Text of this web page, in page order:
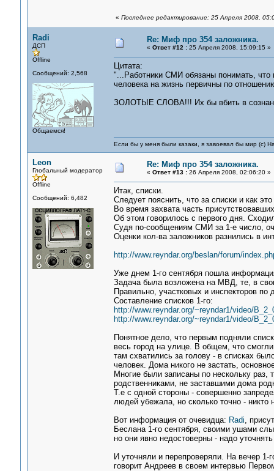
« Последнее редактирование: 25 Апреля 2008,
Radi
ДСП
Offline
Сообщений: 2,568
Общаемся!
Re: Миф про 354 заложника.
« Ответ #12 :25 Апреля 2008, 15:09:15 »
Цитата:
"...Работники СМИ обязаны понимать, что
человека на жизнь первичны по
ЗОЛОТЫЕ СЛОВА!!! Их бы вбить в
Если бы у меня были казаки, я завоевал бы мир (с)
Leon
Глобальный модератор
Offline
Сообщений: 6,482
Re: Миф про 354 заложника.
« Ответ #13 :26 Апреля 2008, 02:06:20 »
Итак, списки.
Следует пояснить, что за списки и как
Во время захвата часть
Об этом говорилось с первого дня.
Судя по-сообщениям СМИ за 1-е число,
Оценки кол-ва заложников разнились в
http://www.reyndar.org/beslan/forum/
Уже днем 1-го сентября пошла
Задача была возложена на МВД, те, в
Правильно, участковых и инспекторов
Составление списков 1-го:
http://www.reyndar.org/~reyndar1/video/
http://www.reyndar.org/~reyndar1/video/
Понятное дело, что первым подняли
весь город на улице. В общем, что
там схватились за голову - в списках
человек. Дома никого не застать,
Многие были записаны по нескольку
родственниками, не заставшими дома
Т.е с одной стороны - совершенно
людей убежала, но сколько точно - никто
Вот информация от очевидца: Radi,
Беслана 1-го сентября, своими ушами
но они явно недостоверны - надо
И уточняли и перепроверяли. На вечер 1-
говорит Андреев в своем интервью